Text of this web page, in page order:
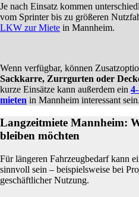
Je nach Einsatz kommen
vom Sprinter bis zu größeren
LKW zur Miete in Mannheim.
Wenn verfügbar, können
Sackkarre, Zurrgurten oder
kurze Einsätze kann außerdem ein
mieten in Mannheim interessant sein.
Langzeitmiete Mannheim:
bleiben möchten
Für längeren Fahrzeugbedarf kann
sinnvoll sein – beispielsweise bei
geschäftlicher Nutzung.